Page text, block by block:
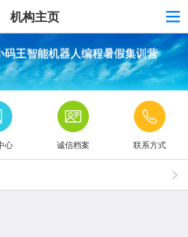
机构主页
码王智能机器人编程暑假集训营
心 诚信档案 联系方式